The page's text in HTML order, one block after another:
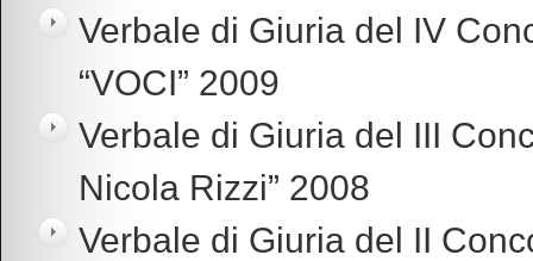
Verbale di Giuria del IV
“VOCI” 2009
Verbale di Giuria del III
Nicola Rizzi” 2008
Verbale di Giuria del II